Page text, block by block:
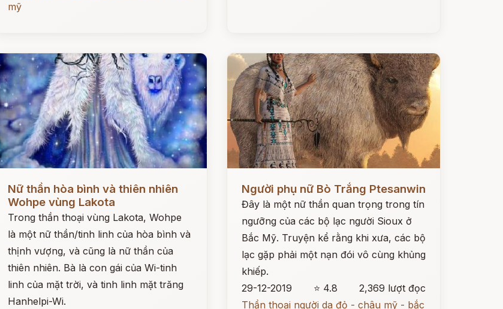
mỹ
Nữ thần hòa bình và thiên nhiên
Wohpe vùng Lakota
Trong thần thoại vùng Lakota, Wohpe
là một nữ thần/tinh linh của hòa bình và
thịnh vượng, và cũng là nữ thần của
thiên nhiên. Bà là con gái của Wi-tinh
linh của mặt trời, và tinh linh mặt trăng
Hanhelpi-Wi.
Người phụ nữ Bò Trắng Ptesanwin
Đây là một nữ thần quan trọng trong tín
ngưỡng của các bộ lạc người Sioux ở
Bắc Mỹ. Truyện kể rằng khi xưa, các bộ
lạc gặp phải một nạn đói vô cùng khủng
khiếp.
29-12-2019
⭐ 4.8
2,369 lượt đọc
Thần thoại người da đỏ - châu mỹ - bắc